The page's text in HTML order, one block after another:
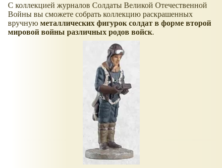
С коллекцией журналов Солдаты Великой Отечественной
Войны вы сможете собрать коллекцию раскрашенных
вручную металлических фигурок солдат в форме второй
мировой войны различных родов войск.